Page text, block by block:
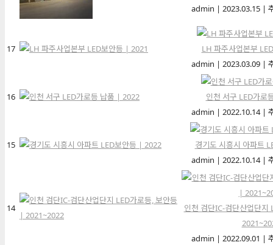
admin | 2023.03.15 |
17
LH 파주사업본부
admin | 2023.03.09 |
16
인천 서구 LED가로
admin | 2022.10.14 |
15
경기도 시흥시 아파트
admin | 2022.10.14 |
14
인천 검단IC-검단산업단지
admin | 2022.09.01 |